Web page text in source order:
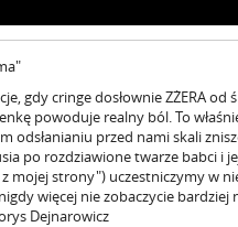
gdy cringe dosłownie ZŻERA
powoduje realny ból. To
odsłanianiu przed nami skali
po rozdziawione twarze babci i
mojej strony") uczestniczymy w
więcej nie zobaczycie
Dejnarowicz